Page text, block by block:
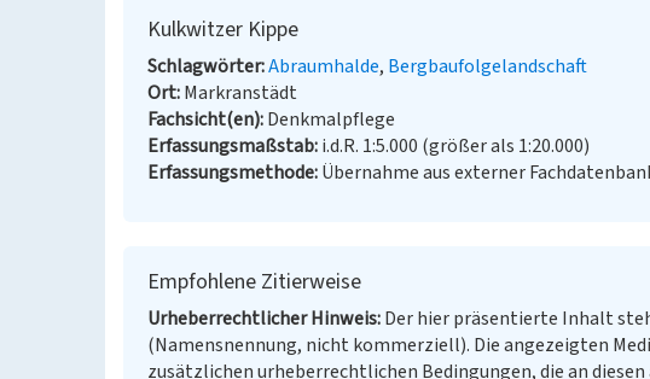
Kulkwitzer Kippe
Schlagwörter Abraumhalde Bergbaufolgelandschaft
Ort Markranstädt
Fachsicht(en) Denkmalpflege
Erfassungsmaßstab i.d.R. 1:5.000 (größer als 1:20.000)
Erfassungsmethode Übernahme aus externer
Empfohlene Zitierweise
Urheberrechtlicher Hinweis Der hier präsentierte Inhalt
(Namensnennung, nicht kommerziell). Die angezeigten
zusätzlichen urheberrechtlichen Bedingungen, die an diesen